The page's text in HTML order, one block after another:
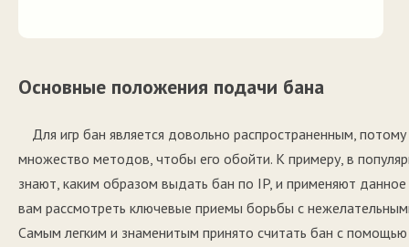
Основные положения подачи бана
Для игр бан является довольно распространенным,
множество методов, чтобы его обойти. К примеру, в
знают, каким образом выдать бан по IP, и применяют
вам рассмотреть ключевые приемы борьбы с
Самым легким и знаменитым принято считать бан с